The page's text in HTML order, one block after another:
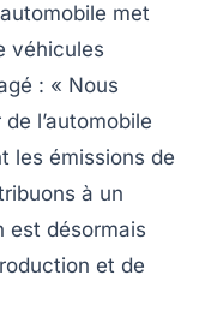
met
véhicules
: « Nous
l’automobile
les émissions de
à un
est désormais
et de